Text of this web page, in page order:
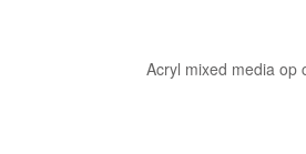
Acryl mixed media op